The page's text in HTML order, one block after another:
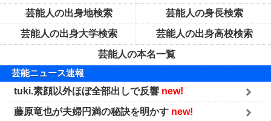
芸能人の出身地検索
芸能人の身長検索
芸能人の出身大学検索
芸能人の出身高校検索
芸能人の本名一覧
芸能ニュース速報
tuki.素顔以外ほぼ全部出しで反響 new!
藤原竜也が夫婦円満の秘訣を明かす new!